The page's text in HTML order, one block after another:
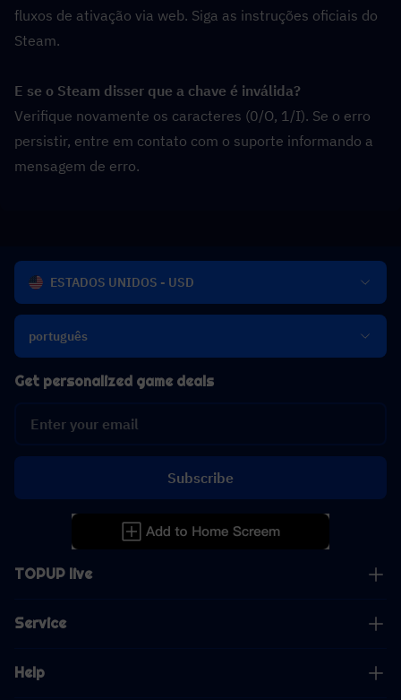
fluxos de ativação via web. Siga as instruções oficiais do
Steam.
E se o Steam disser que a chave é inválida?
Verifique novamente os caracteres (0/O, 1/I). Se o erro
persistir, entre em contato com o suporte informando a
mensagem de erro.
ESTADOS UNIDOS - USD
português
TOPUP live
Service
Help
Get personalized game deals
Subscribe